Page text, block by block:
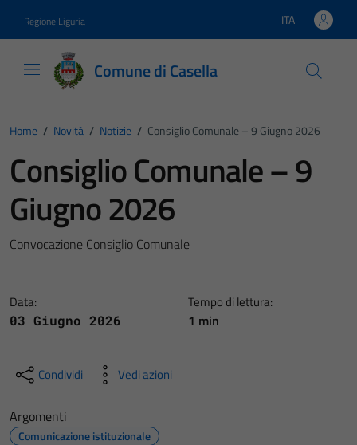
Regione Liguria Lingua attiva:
ITA
Comune di Casella
Home / Novità / Notizie / Consiglio Comunale – 9 Giugno 2026
Consiglio Comunale – 9
Giugno 2026
Convocazione Consiglio Comunale
Data:
03 Giugno 2026
Tempo di lettura:
1 min
Condividi Vedi azioni
Argomenti
Comunicazione istituzionale